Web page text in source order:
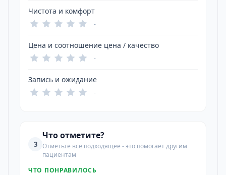
Чистота и комфорт
-
Цена и соотношение цена / качество
-
Запись и ожидание
-
3
Что отметите?
Отметьте всё подходящее - это помогает другим
пациентам
ЧТО ПОНРАВИЛОСЬ